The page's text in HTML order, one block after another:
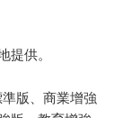
供。
版、商業增強